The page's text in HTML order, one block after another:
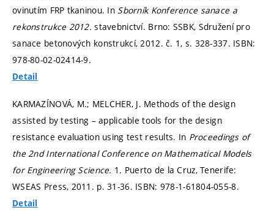
ovinutím FRP tkaninou. In Sborník Konference sanace a
rekonstrukce 2012.stavebnictví. Brno: SSBK, Sdružení pro
sanace betonových konstrukcí, 2012. č. 1, s. 328-337. ISBN:
978-80-02-02414-9.
Detail
KARMAZÍNOVÁ, M.; MELCHER, J. Methods of the design
assisted by testing – applicable tools for the design
resistance evaluation using test results. In Proceedings of
the 2nd International Conference on Mathematical Models
for Engineering Science. 1. Puerto de la Cruz, Tenerife:
WSEAS Press, 2011. p. 31-36. ISBN: 978-1-61804-055-8.
Detail